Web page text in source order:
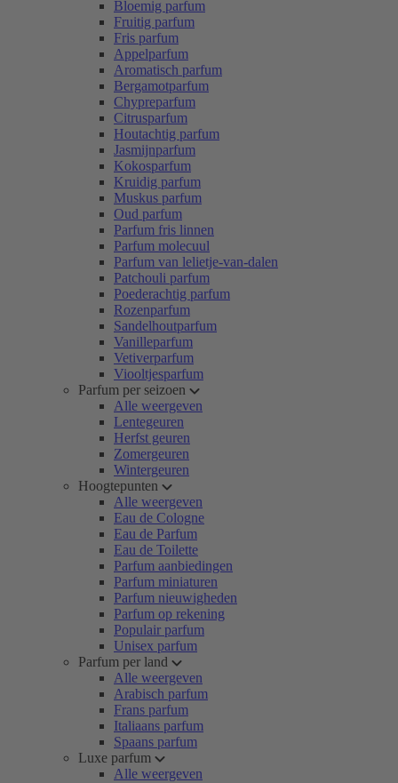
Bloemig parfum
Fruitig parfum
Fris parfum
Appelparfum
Aromatisch parfum
Bergamotparfum
Chypreparfum
Citrusparfum
Houtachtig parfum
Jasmijnparfum
Kokosparfum
Kruidig parfum
Muskus parfum
Oud parfum
Parfum fris linnen
Parfum molecuul
Parfum van lelietje-van-dalen
Patchouli parfum
Poederachtig parfum
Rozenparfum
Sandelhoutparfum
Vanilleparfum
Vetiverparfum
Viooltjesparfum
Parfum per seizoen
Alle weergeven
Lentegeuren
Herfst geuren
Zomergeuren
Wintergeuren
Hoogtepunten
Alle weergeven
Eau de Cologne
Eau de Parfum
Eau de Toilette
Parfum aanbiedingen
Parfum miniaturen
Parfum nieuwigheden
Parfum op rekening
Populair parfum
Unisex parfum
Parfum per land
Alle weergeven
Arabisch parfum
Frans parfum
Italiaans parfum
Spaans parfum
Luxe parfum
Alle weergeven